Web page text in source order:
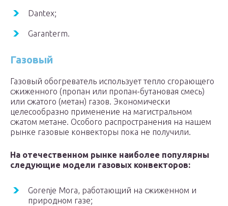
Dantex;
Garanterm.
Газовый
Газовый обогреватель использует тепло сгорающего
сжиженного (пропан или пропан-бутановая смесь)
или сжатого (метан) газов. Экономически
целесообразно применение на магистральном
сжатом метане. Особого распространения на нашем
рынке газовые конвекторы пока не получили.
На отечественном рынке наиболее популярны
следующие модели газовых конвекторов:
Gorenje Mora, работающий на сжиженном и
природном газе;